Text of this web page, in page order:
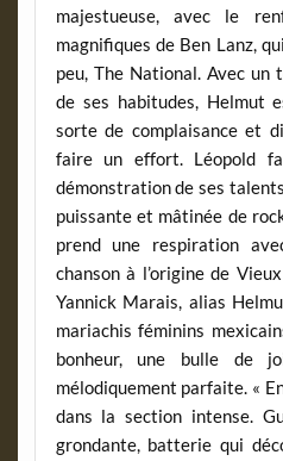
majestueuse, avec le
magnifiques de Ben Lanz,
peu, The National. Avec
de ses habitudes, Helmut
sorte de complaisance et
faire un effort. Léopold
démonstration de ses
puissante et mâtinée de
prend une respiration
chanson à l’origine de
Yannick Marais, alias
mariachis féminins
bonheur, une bulle de
mélodiquement parfaite. «
dans la section intense.
grondante, batterie qui